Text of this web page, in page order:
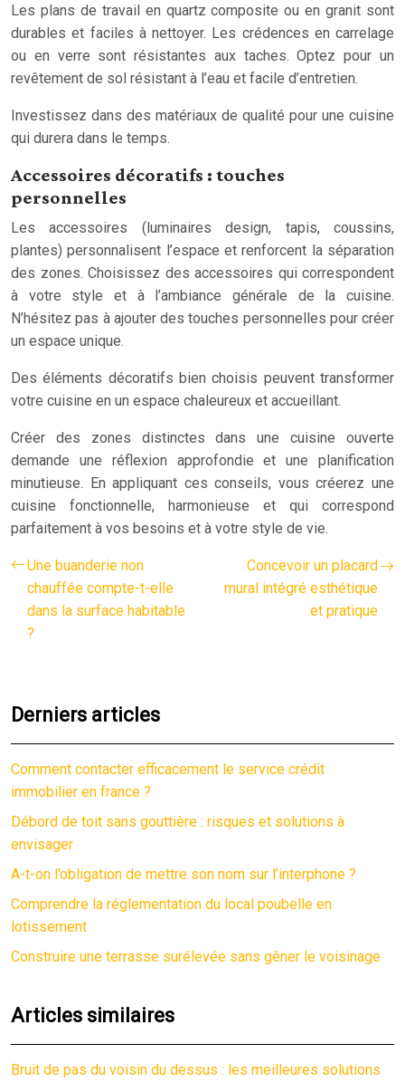
Les plans de travail en quartz composite ou en granit sont
durables et faciles à nettoyer. Les crédences en carrelage
ou en verre sont résistantes aux taches. Optez pour un
revêtement de sol résistant à l’eau et facile d’entretien.
Investissez dans des matériaux de qualité pour une cuisine
qui durera dans le temps.
Accessoires décoratifs : touches
personnelles
Les accessoires (luminaires design, tapis, coussins,
plantes) personnalisent l’espace et renforcent la séparation
des zones. Choisissez des accessoires qui correspondent
à votre style et à l’ambiance générale de la cuisine.
N’hésitez pas à ajouter des touches personnelles pour créer
un espace unique.
Des éléments décoratifs bien choisis peuvent transformer
votre cuisine en un espace chaleureux et accueillant.
Créer des zones distinctes dans une cuisine ouverte
demande une réflexion approfondie et une planification
minutieuse. En appliquant ces conseils, vous créerez une
cuisine fonctionnelle, harmonieuse et qui correspond
parfaitement à vos besoins et à votre style de vie.
Une buanderie non
chauffée compte-t-elle
dans la surface habitable
?
Concevoir un placard
mural intégré esthétique
et pratique
Derniers articles
Comment contacter efficacement le service crédit
immobilier en france ?
Débord de toit sans gouttière : risques et solutions à
envisager
A-t-on l’obligation de mettre son nom sur l’interphone ?
Comprendre la réglementation du local poubelle en
lotissement
Construire une terrasse surélevée sans gêner le voisinage
Articles similaires
Bruit de pas du voisin du dessus : les meilleures solutions